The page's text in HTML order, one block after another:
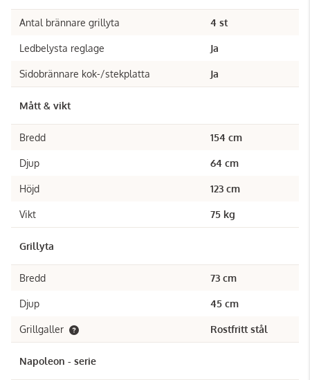
Antal brännare grillyta 4 st
Ledbelysta reglage Ja
Sidobrännare kok-/stekplatta Ja
Mått & vikt
Bredd 154 cm
Djup 64 cm
Höjd 123 cm
Vikt 75 kg
Grillyta
Bredd 73 cm
Djup 45 cm
Grillgaller Rostfritt stål
Napoleon - serie